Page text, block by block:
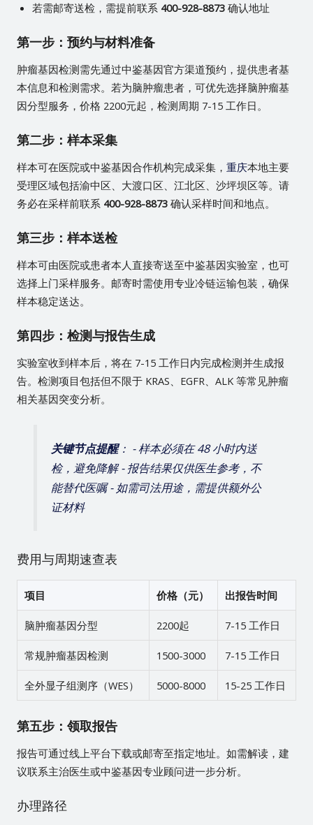
若需邮寄送检，需提前联系 400-928-8873确认地址
第一步：预约与材料准备
肿瘤基因检测需先通过中鉴基因官方渠道预约，提供患者基
本信息和检测需求。若为脑肿瘤患者，可优先选择脑肿瘤基
因分型服务，价格 2200元起，检测周期 7-15 工作日。
第二步：样本采集
样本可在医院或中鉴基因合作机构完成采集， 重庆本地主要
受理区域包括渝中区、大渡口区、江北区、沙坪坝区等。请
务必在采样前联系 400-928-8873确认采样时间和地点。
第三步：样本送检
样本可由医院或患者本人直接寄送至中鉴基因实验室，也可
选择上门采样服务。邮寄时需使用专业冷链运输包装，确保
样本稳定送达。
第四步：检测与报告生成
实验室收到样本后，将在 7-15 工作日内完成检测并生成报
告。检测项目包括但不限于 KRAS、EGFR、ALK 等常见肿瘤
相关基因突变分析。
关键节点提醒： - 样本必须在 48 小时内送
检，避免降解 - 报告结果仅供医生参考，不
能替代医嘱 - 如需司法用途，需提供额外公
证材料
费用与周期速查表
项目 价格（元） 出报告时间
脑肿瘤基因分型 2200起 7-15 工作日
常规肿瘤基因检测 1500-3000 7-15 工作日
全外显子组测序（WES） 5000-8000 15-25 工作日
第五步：领取报告
报告可通过线上平台下载或邮寄至指定地址。如需解读，建
议联系主治医生或中鉴基因专业顾问进一步分析。
办理路径